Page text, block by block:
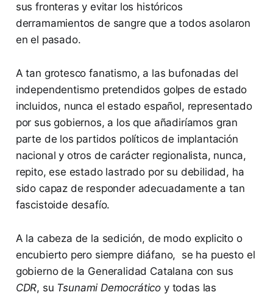
sus fronteras y evitar los históricos
derramamientos de sangre que a todos asolaron
en el pasado.
A tan grotesco fanatismo, a las bufonadas del
independentismo pretendidos golpes de estado
incluidos, nunca el estado español, representado
por sus gobiernos, a los que añadiríamos gran
parte de los partidos políticos de implantación
nacional y otros de carácter regionalista, nunca,
repito, ese estado lastrado por su debilidad, ha
sido capaz de responder adecuadamente a tan
fascistoide desafío.
A la cabeza de la sedición, de modo explicito o
encubierto pero siempre diáfano, se ha puesto el
gobierno de la Generalidad Catalana con sus
CDR, su Tsunami Democrático y todas las